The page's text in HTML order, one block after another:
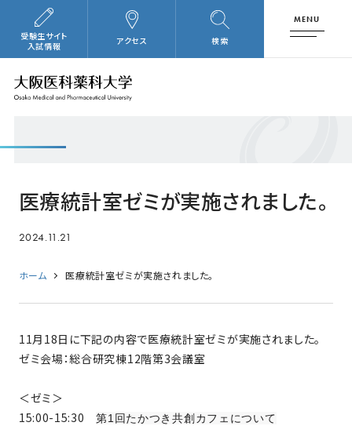
検索
アクセス
受験生サイト
入試情報
MENU
医療統計室ゼミが実施されました。
2024.11.21
ホーム 医療統計室ゼミが実施されました。
11月18日に下記の内容で医療統計室ゼミが実施されました。
ゼミ会場：総合研究棟12階第3会議室
＜ゼミ＞
15:00-15:30第1回たかつき共創カフェについて